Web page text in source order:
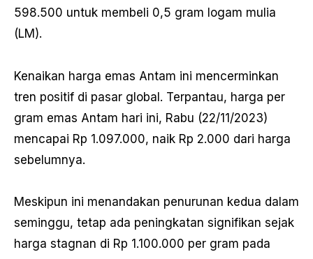
598.500 untuk membeli 0,5 gram logam mulia
(LM).
Kenaikan harga emas Antam ini mencerminkan
tren positif di pasar global. Terpantau, harga per
gram emas Antam hari ini, Rabu (22/11/2023)
mencapai Rp 1.097.000, naik Rp 2.000 dari harga
sebelumnya.
Meskipun ini menandakan penurunan kedua dalam
seminggu, tetap ada peningkatan signifikan sejak
harga stagnan di Rp 1.100.000 per gram pada